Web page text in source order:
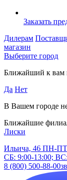
Заказать
Дилерам
магазин
Выберите город
Ближайший к вам
Да Нет
В Вашем городе
Ближайшие
Лиски
Ильича, 46 ПН-ПТ:
СБ: 9:00-13:00;
8 (800) 500-88-00